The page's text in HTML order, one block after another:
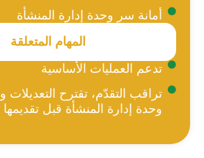
أمانة سر وحدة إدارة المنشأة
المهام المتعلقة
تدعم العمليات الأساسية
تراقب التقدّم، تقترح
وحدة إدارة المنشأة قبل تقديمها